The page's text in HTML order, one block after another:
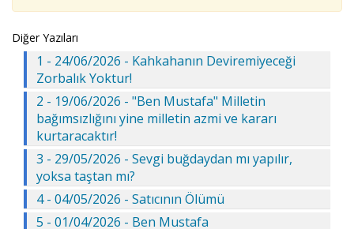
Diğer Yazıları
1 - 24/06/2026 - Kahkahanın Deviremiyeceği
Zorbalık Yoktur!
2 - 19/06/2026 - "Ben Mustafa" Milletin
bağımsızlığını yine milletin azmi ve kararı
kurtaracaktır!
3 - 29/05/2026 - Sevgi buğdaydan mı yapılır,
yoksa taştan mı?
4 - 04/05/2026 - Satıcının Ölümü
5 - 01/04/2026 - Ben Mustafa